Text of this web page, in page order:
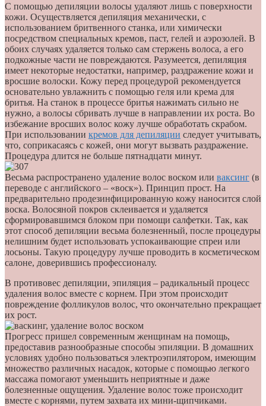
С помощью депиляции волосы удаляют лишь с поверхности
кожи. Осуществляется депиляция механически, с
использованием бритвенного станка, или химически
посредством специальных кремов, паст, гелей и аэрозолей. В
обоих случаях удаляется только сам стержень волоса, а его
подкожные части не повреждаются. Разумеется, депиляция
имеет некоторые недостатки, например, раздражение кожи и
вросшие волоски. Кожу перед процедурой рекомендуется
основательно увлажнить с помощью геля или крема для
бритья. На станок в процессе бритья нажимать сильно не
нужно, а волосы сбривать лучше в направлении их роста. Во
избежание вросших волос кожу лучше обработать скрабом.
При использовании кремов для депиляции следует учитывать,
что, соприкасаясь с кожей, они могут вызвать раздражение.
Процедура длится не больше пятнадцати минут.
Весьма распространено удаление волос воском или ваксинг (в
переводе с английского – «воск»). Принцип прост. На
предварительно продезинфицированную кожу наносится слой
воска. Волосяной покров склеивается и удаляется
сформировавшимся блоком при помощи салфетки. Так, как
этот способ депиляции весьма болезненный, после процедуры
нелишним будет использовать успокаивающие спреи или
лосьоны. Такую процедуру лучше проводить в косметическом
салоне, доверившись профессионалу.
В противовес депиляции, эпиляция – радикальный процесс
удаления волос вместе с корнем. При этом происходит
повреждение фолликулов волос, что окончательно прекращает
их рост.
Прогресс пришел современным женщинам на помощь,
предоставив разнообразные способы эпиляции. В домашних
условиях удобно пользоваться электроэпилятором, имеющим
множество различных насадок, которые с помощью легкого
массажа помогают уменьшить неприятные и даже
болезненные ощущения. Удаление волос тоже происходит
вместе с корнями, путем захвата их мини-щипчиками.